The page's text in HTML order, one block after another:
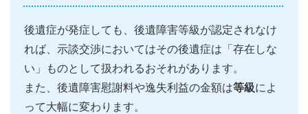
後遺症が発症しても、後遺障害等級が認定されなけ
れば、示談交渉においてはその後遺症は「存在しな
い」ものとして扱われるおそれがあります。
また、後遺障害慰謝料や逸失利益の金額は等級によ
って大幅に変わります。